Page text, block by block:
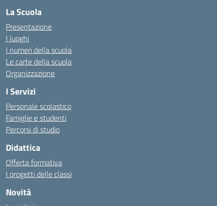
La Scuola
Presentazione
I luoghi
I numeri della scuola
Le carte della scuola
Organizzazione
I Servizi
Personale scolastico
Famiglie e studenti
Percorsi di studio
Didattica
Offerta formativa
I progetti delle classi
Novità